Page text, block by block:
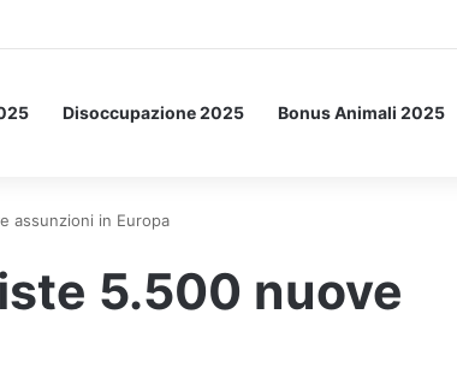
spaziale.
Disoccupazione 2025 Bonus Animali 2025
assunzioni in Europa
5.500 nuove